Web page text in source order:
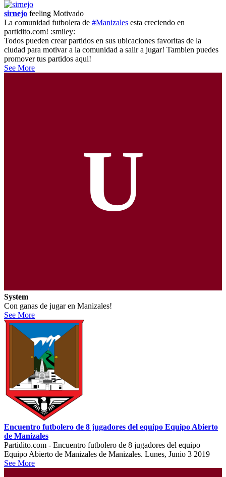
sirnejo feeling Motivado
La comunidad futbolera de #Manizales esta creciendo en
partidito.com! :smiley:
Todos pueden crear partidos en sus ubicaciones favoritas de la
ciudad para motivar a la comunidad a salir a jugar! Tambien puedes
promover tus partidos aqui!
See More
U
System
Con ganas de jugar en Manizales!
See More
Encuentro futbolero de 8 jugadores del equipo Equipo Abierto
de Manizales
Partidito.com - Encuentro futbolero de 8 jugadores del equipo
Equipo Abierto de Manizales de Manizales. Lunes, Junio 3 2019
See More